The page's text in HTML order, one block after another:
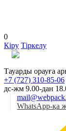
0
Кіру Тіркелу
Тауарды орауға
+7 (727) 310-85-06
дс-жм 9.00-дан
WhatsApp-қа